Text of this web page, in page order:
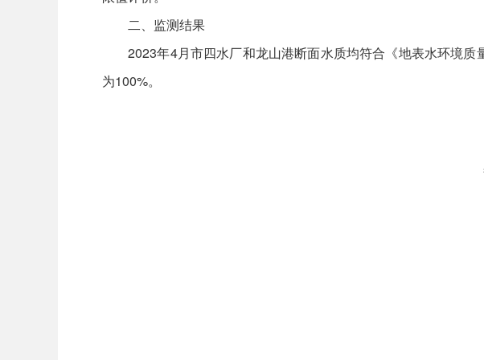
二、监测结果
2023年4月市四水厂和龙山港断面水质均符合《地表水环境质
为100%。